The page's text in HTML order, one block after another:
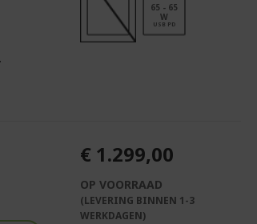
65 - 65
W
USB PD
€ 1.299,00
OP VOORRAAD
(LEVERING BINNEN 1-3
WERKDAGEN)